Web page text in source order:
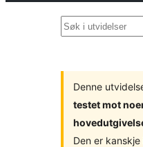
Søk
Denne
testet mot
Den er